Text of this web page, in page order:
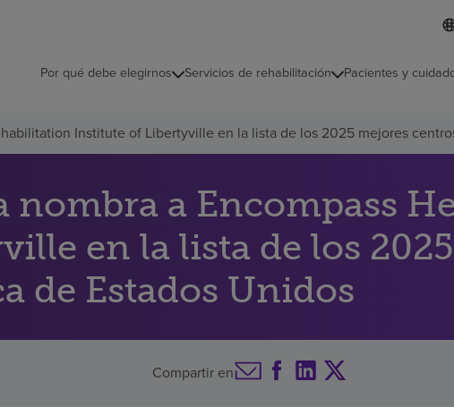
de
d
o
e
l
c
i
o
n
Por qué debe elegirnos Servicios de rehabilitación Pacientes y
Institute of Libertyville en la lista de los 2025 mejores
nombra a Encompass
en la lista de los
de Estados Unidos
Compartir en